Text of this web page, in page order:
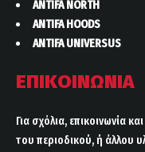
ANTIFA NORTH
ANTIFA HOODS
ANTIFA UNIVERSUS
ΕΠΙΚΟΙΝΩΝΙΑ
Για σχόλια, επικοινωνία
του περιοδικού, ή άλλου